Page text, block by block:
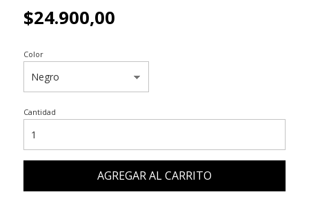
$24.900,00
Color
Cantidad
AGREGAR AL CARRITO